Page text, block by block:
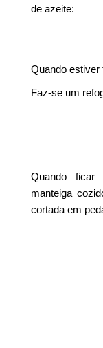
de azeite:
Quando
Faz-se um
Quando ficar
manteiga
cortada em